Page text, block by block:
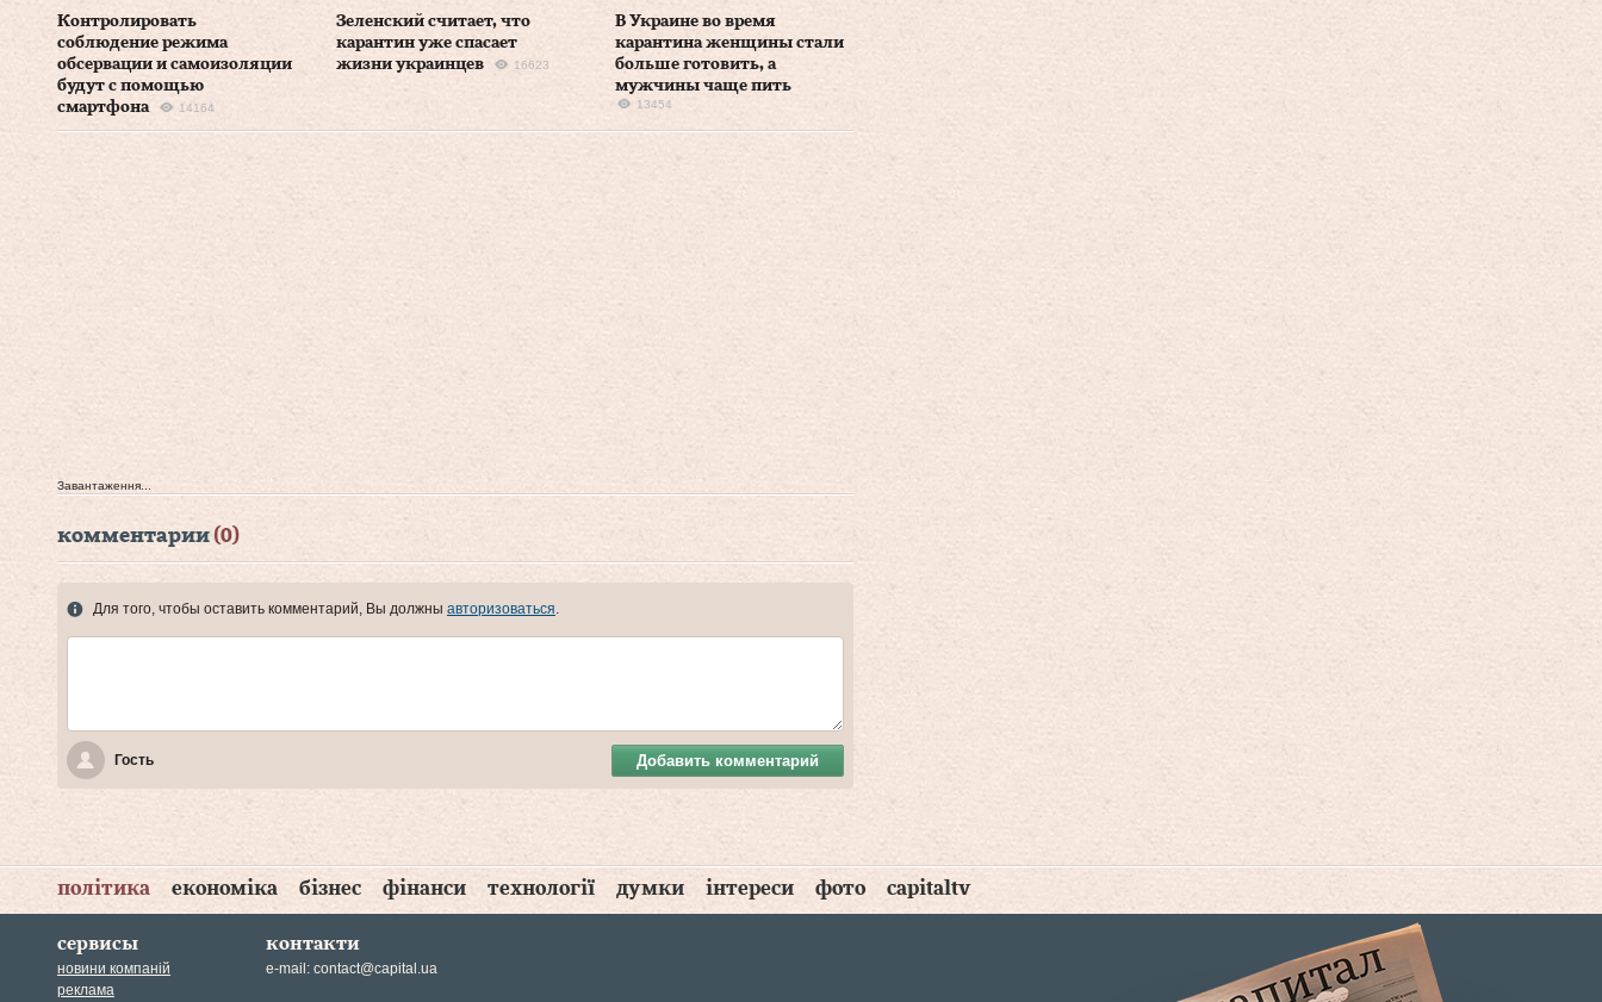
Контролировать
соблюдение режима
обсервации и самоизоляции
будут с помощью
смартфона
14164
Зеленский считает, что
карантин уже спасает
жизни украинцев
16623
В Украине во время
карантина женщины стали
больше готовить, а
мужчины чаще пить
13454
Завантаження...
комментарии(0)
Для того, чтобы оставить комментарий, Вы должны авторизоваться
Гость Добавить комментарий
політика економіка бізнес фінанси технології думки інтереси фото capitaltv
сервисы
новини компаній
реклама
контакти
e-mail: contact@capital.ua